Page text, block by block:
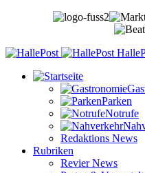
Parken
Notrufe
Redaktions News
Rubriken
Revier News